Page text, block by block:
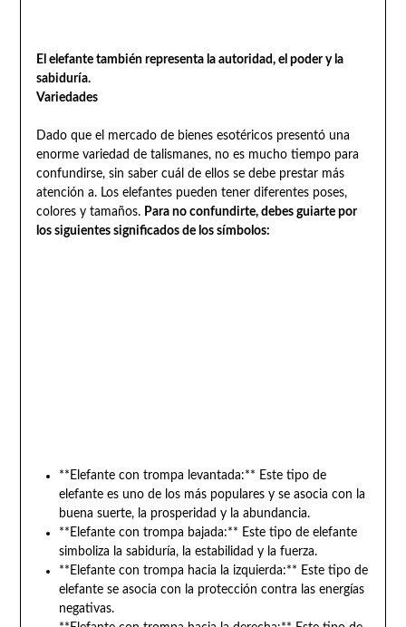
El elefante también representa la autoridad, el poder y la
sabiduría.
Variedades
Dado que el mercado de bienes esotéricos presentó una
enorme variedad de talismanes, no es mucho tiempo para
confundirse, sin saber cuál de ellos se debe prestar más
atención a. Los elefantes pueden tener diferentes poses,
colores y tamaños. Para no confundirte, debes guiarte por
los siguientes significados de los símbolos:
**Elefante con trompa levantada:** Este tipo de
elefante es uno de los más populares y se asocia con la
buena suerte, la prosperidad y la abundancia.
**Elefante con trompa bajada:** Este tipo de elefante
simboliza la sabiduría, la estabilidad y la fuerza.
**Elefante con trompa hacia la izquierda:** Este tipo de
elefante se asocia con la protección contra las energías
negativas.